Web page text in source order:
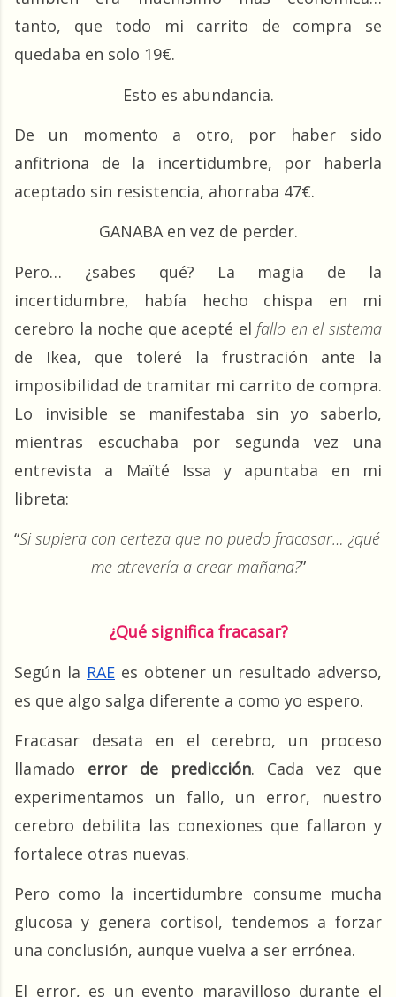
tanto, que todo mi carrito de compra se
quedaba en solo 19€.
Esto es abundancia.
De un momento a otro, por haber sido
anfitriona de la incertidumbre, por haberla
aceptado sin resistencia, ahorraba 47€.
GANABA en vez de perder.
Pero… ¿sabes qué? La magia de la
incertidumbre, había hecho chispa en mi
cerebro la noche que acepté el fallo en el sistema
de Ikea, que toleré la frustración ante la
imposibilidad de tramitar mi carrito de compra.
Lo invisible se manifestaba sin yo saberlo,
mientras escuchaba por segunda vez una
entrevista a Maïté Issa y apuntaba en mi
libreta:
“Si supiera con certeza que no puedo fracasar… ¿qué
me atrevería a crear mañana?”
¿Qué significa fracasar?
Según la RAE es obtener un resultado adverso,
es que algo salga diferente a como yo espero.
Fracasar desata en el cerebro, un proceso
llamado error de predicción. Cada vez que
experimentamos un fallo, un error, nuestro
cerebro debilita las conexiones que fallaron y
fortalece otras nuevas.
Pero como la incertidumbre consume mucha
glucosa y genera cortisol, tendemos a forzar
una conclusión, aunque vuelva a ser errónea.
El error, es un evento maravilloso durante el